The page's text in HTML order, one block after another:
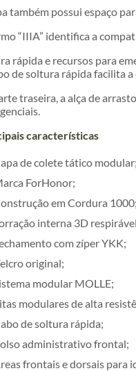
também possui espaço
“IIIA” identifica a
rápida e recursos para
de soltura rápida facilita
traseira, a alça de
características
de colete tático modular;
ForHonor;
em Cordura 1000;
interna 3D
com zíper YKK;
original;
modular MOLLE;
modulares de alta
de soltura rápida;
administrativo frontal;
frontais e dorsais para